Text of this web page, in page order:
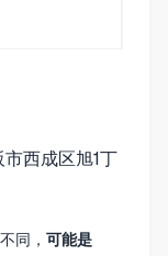
西成区旭1丁
同， 可能是